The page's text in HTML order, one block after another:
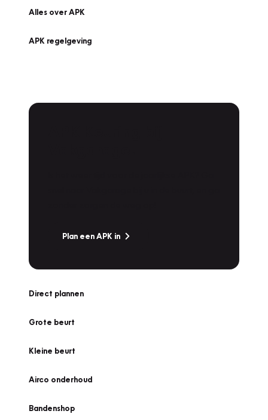
Alles over APK
APK regelgeving
Plan een APK in
Direct plannen
Grote beurt
Kleine beurt
Airco onderhoud
Bandenshop